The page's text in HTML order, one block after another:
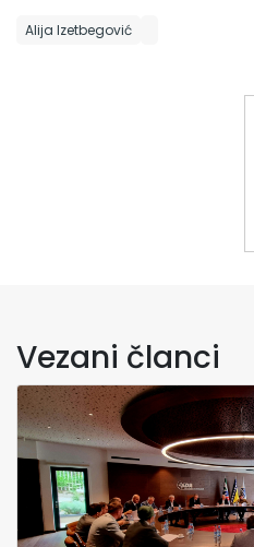
Alija Izetbegović
Vezani članci